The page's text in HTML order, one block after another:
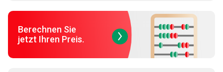
Berechnen Sie
jetzt Ihren Preis.